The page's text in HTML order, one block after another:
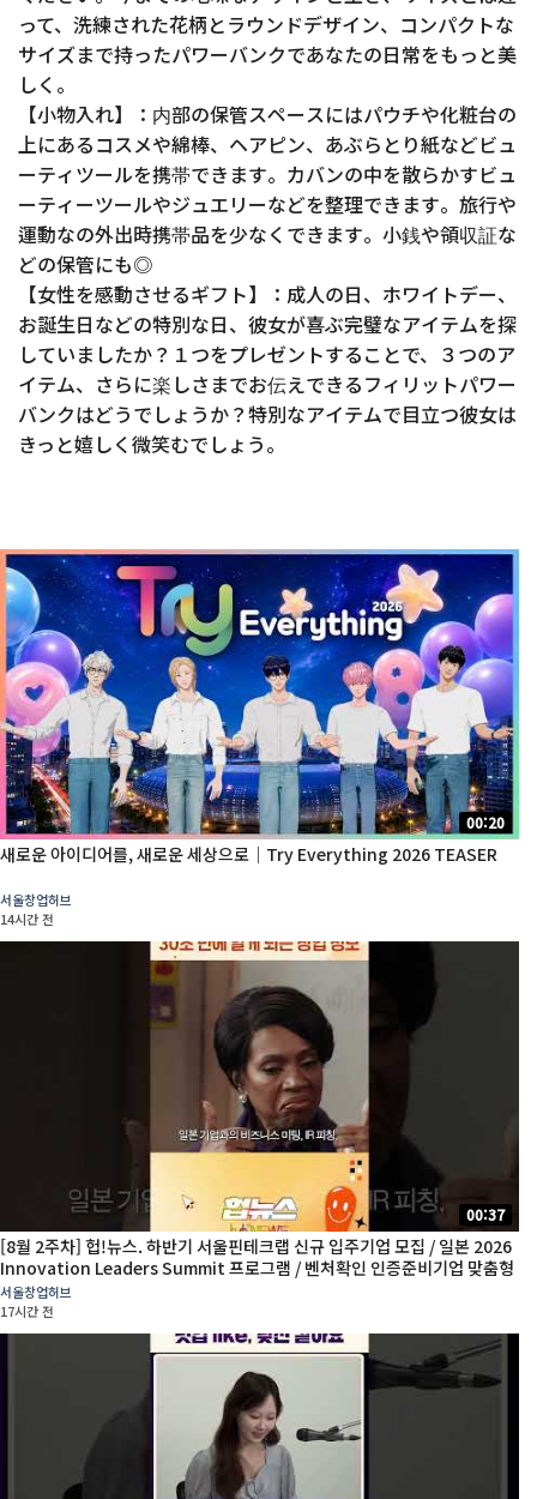
って、洗練された花柄とラウンドデザイン、コンパクトな
サイズまで持ったパワーバンクであなたの日常をもっと美
しく。
【小物入れ】：内部の保管スペースにはパウチや化粧台の
上にあるコスメや綿棒、ヘアピン、あぶらとり紙などビュ
ーティツールを携帯できます。カバンの中を散らかすビュ
ーティーツールやジュエリーなどを整理できます。旅行や
運動なの外出時携帯品を少なくできます。小銭や領収証な
どの保管にも◎
【女性を感動させるギフト】：成人の日、ホワイトデー、
お誕生日などの特別な日、彼女が喜ぶ完璧なアイテムを探
していましたか？１つをプレゼントすることで、３つのア
イテム、さらに楽しさまでお伝えできるフィリットパワー
バンクはどうでしょうか？特別なアイテムで目立つ彼女は
きっと嬉しく微笑むでしょう。
00:20
새로운 아이디어를, 새로운 세상으로｜Try Everything 2026 TEASER
서울창업허브
14시간 전
00:37
[8월 2주차] 헙!뉴스. 하반기 서울핀테크랩 신규 입주기업 모집 / 일본 2026
Innovation Leaders Summit 프로그램 / 벤처확인 인증준비기업 맞춤형
무료진단
서울창업허브
17시간 전